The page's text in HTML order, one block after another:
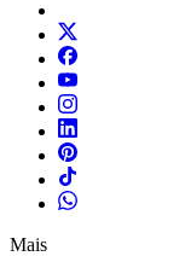
Mais